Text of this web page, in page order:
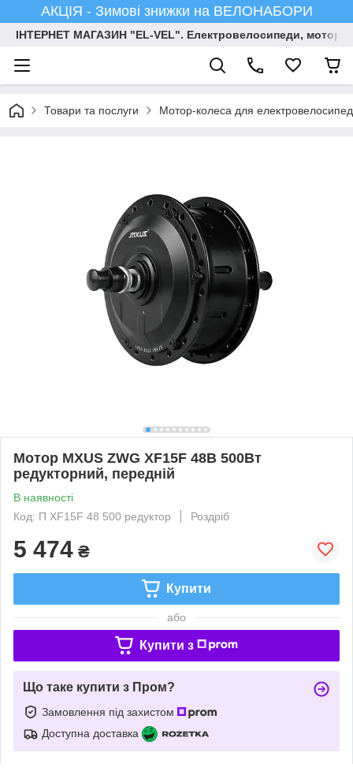
АКЦІЯ - Зимові знижки на ВЕЛОНАБОРИ
ІНТЕРНЕТ МАГАЗИН "EL-VEL". Електровелосипеди, мотор-
Товари та послуги Мотор-колеса для
Мотор MXUS ZWG XF15F 48В 500Вт
редукторний, передній
В наявності
Код: П XF15F 48 500 редуктор
Роздріб
5 474 ₴
Купити
або
Купити з
Що таке купити з Пром?
Замовлення під захистом
Доступна доставка